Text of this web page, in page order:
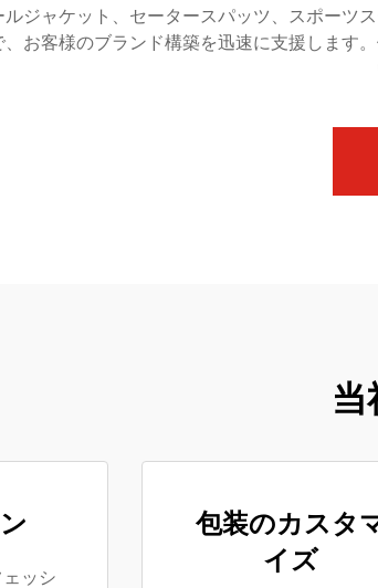
ジャケット、セータースパッツ、スポーツ
お客様のブランド構築を迅速に支援します
当
ッシ
包装のカスタ
イズ